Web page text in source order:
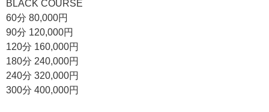
BLACK COURSE
60分 80,000円
90分 120,000円
120分 160,000円
180分 240,000円
240分 320,000円
300分 400,000円